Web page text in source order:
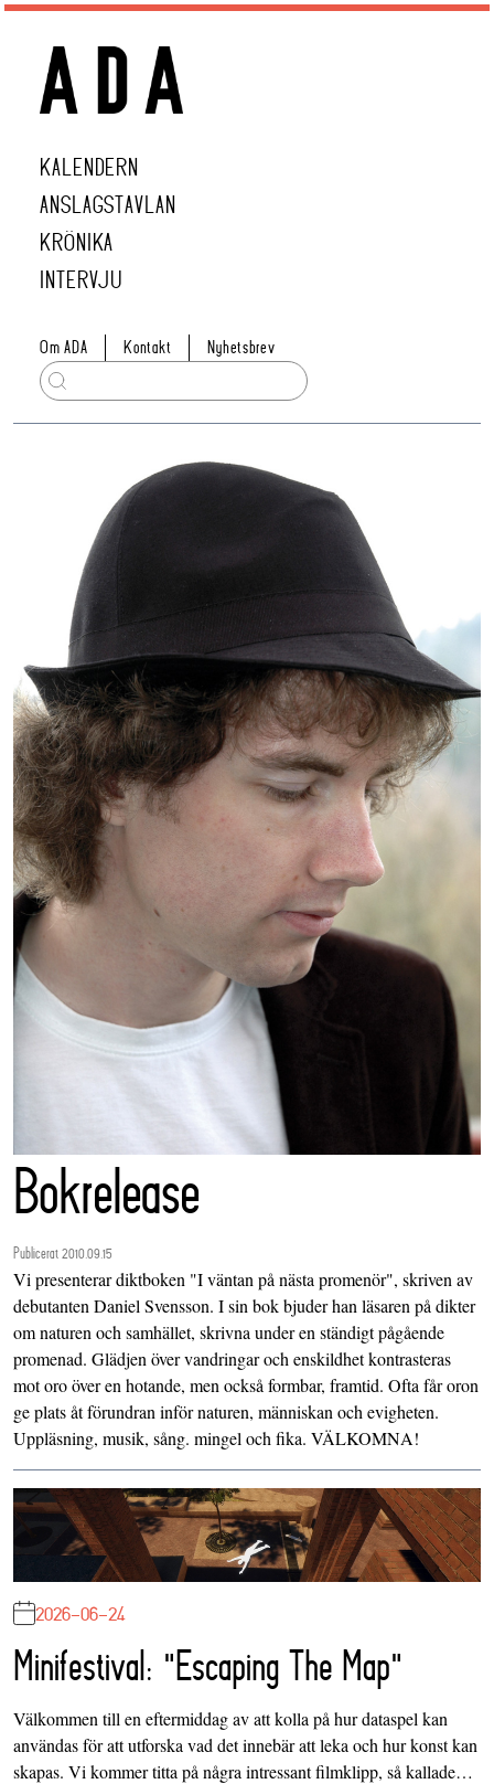
KALENDERN
ANSLAGSTAVLAN
KRÖNIKA
INTERVJU
Om ADA Kontakt Nyhetsbrev
Bokrelease
Publicerat 2010.09.15
Vi presenterar diktboken "I väntan på nästa promenör", skriven av
debutanten Daniel Svensson. I sin bok bjuder han läsaren på dikter
om naturen och samhället, skrivna under en ständigt pågående
promenad. Glädjen över vandringar och enskildhet kontrasteras
mot oro över en hotande, men också formbar, framtid. Ofta får oron
ge plats åt förundran inför naturen, människan och evigheten.
Uppläsning, musik, sång. mingel och fika. VÄLKOMNA!
2026-06-24
Minifestival: "Escaping The Map"
Välkommen till en eftermiddag av att kolla på hur dataspel kan
användas för att utforska vad det innebär att leka och hur konst kan
skapas. Vi kommer titta på några intressant filmklipp, så kallade…